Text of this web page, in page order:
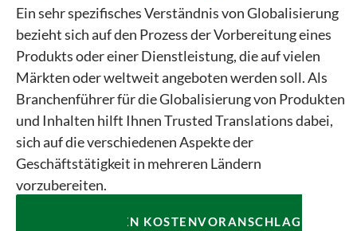
Ein sehr spezifisches Verständnis von Globalisierung
bezieht sich auf den Prozess der Vorbereitung eines
Produkts oder einer Dienstleistung, die auf vielen
Märkten oder weltweit angeboten werden soll. Als
Branchenführer für die Globalisierung von Produkten
und Inhalten hilft Ihnen Trusted Translations dabei,
sich auf die verschiedenen Aspekte der
Geschäftstätigkeit in mehreren Ländern
vorzubereiten.
KOSTENLOSEN KOSTENVORANSCHLAG